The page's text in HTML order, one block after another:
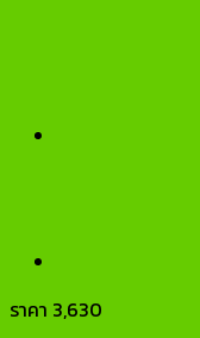
ราคา 3,630